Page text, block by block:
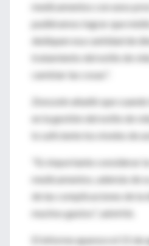
medicamentos con unos
pudiéramos lograr que
dediquen esa cantidad de
tratamiento del estilo de
cambiar las cosas".
Zonszein añadió que
en la gestión del estilo de
lo suficiente los niveles de
"Es importante considerar
medicamentos, además de
de las complicaciones de la
muchos gastos", advirtió.
El informe aparece el 15 de